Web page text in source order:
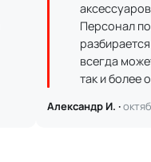
Персонал
всегда
так и более
Александр И. ·